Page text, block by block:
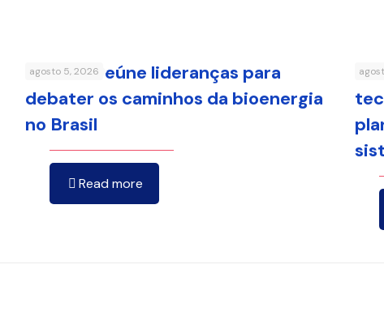
agosto 5, 2026
FenaBio reúne lideranças para
debater os caminhos da bioenergia
no Brasil
Read more